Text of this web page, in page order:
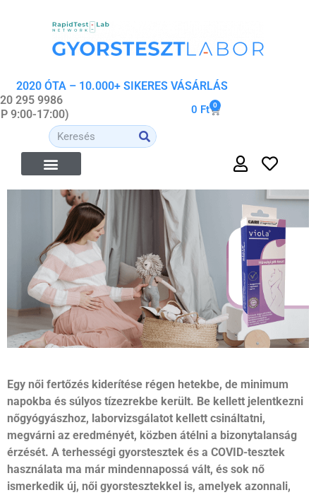
2020 ÓTA – 10.000+ SIKERES VÁSÁRLÁS
295 9986
9:00-17:00)
0 Ft 0
Egy női fertőzés kiderítése régen hetekbe, de minimum
napokba és súlyos tízezrekbe került. Be kellett jelentkezni
nőgyógyászhoz, laborvizsgálatot kellett csináltatni,
megvárni az eredményét, közben átélni a bizonytalanság
érzését. A terhességi gyorstesztek és a COVID-tesztek
használata ma már mindennapossá vált, és sok nő
ismerkedik új, női gyorstesztekkel is, amelyek azonnali,